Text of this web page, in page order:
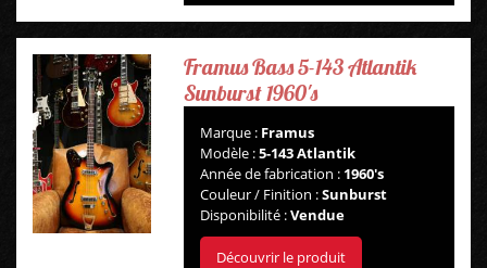
Framus Bass 5-143 Atlantik
Sunburst 1960's
Marque : Framus
Modèle :5-143 Atlantik
Année de fabrication : 1960's
Couleur / Finition :Sunburst
Disponibilité :Vendue
Découvrir le produit